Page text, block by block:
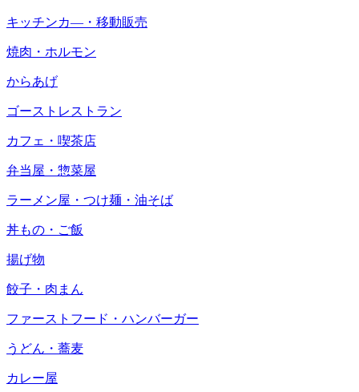
キッチンカ―・移動販売
焼肉・ホルモン
からあげ
ゴーストレストラン
カフェ・喫茶店
弁当屋・惣菜屋
ラーメン屋・つけ麺・油そば
丼もの・ご飯
揚げ物
餃子・肉まん
ファーストフード・ハンバーガー
うどん・蕎麦
カレー屋